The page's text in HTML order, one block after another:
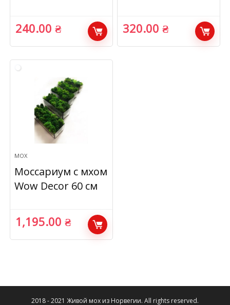
240.00₴ 320.00₴
МОХ
Моссариум с мхом
Wow Decor 60 см
1,195.00₴
2018 - 2021 Живой мох из Норвегии. All rights reserved.